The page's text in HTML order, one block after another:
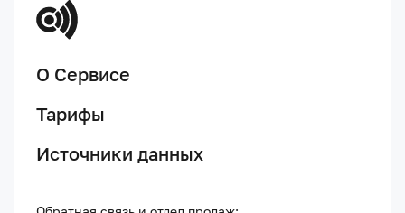
О Сервисе
Тарифы
Источники данных